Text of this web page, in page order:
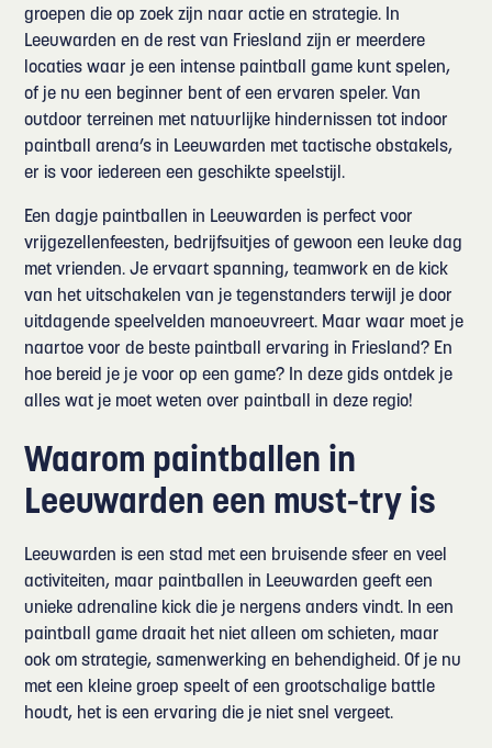
groepen die op zoek zijn naar actie en strategie. In
Leeuwarden en de rest van Friesland zijn er meerdere
locaties waar je een intense paintball game kunt spelen,
of je nu een beginner bent of een ervaren speler. Van
outdoor terreinen met natuurlijke hindernissen tot indoor
paintball arena’s in Leeuwarden met tactische obstakels,
er is voor iedereen een geschikte speelstijl.
Een dagje paintballen in Leeuwarden is perfect voor
vrijgezellenfeesten, bedrijfsuitjes of gewoon een leuke dag
met vrienden. Je ervaart spanning, teamwork en de kick
van het uitschakelen van je tegenstanders terwijl je door
uitdagende speelvelden manoeuvreert. Maar waar moet je
naartoe voor de beste paintball ervaring in Friesland? En
hoe bereid je je voor op een game? In deze gids ontdek je
alles wat je moet weten over paintball in deze regio!
Waarom paintballen in
Leeuwarden een must-try is
Leeuwarden is een stad met een bruisende sfeer en veel
activiteiten, maar paintballen in Leeuwarden geeft een
unieke adrenaline kick die je nergens anders vindt. In een
paintball game draait het niet alleen om schieten, maar
ook om strategie, samenwerking en behendigheid. Of je nu
met een kleine groep speelt of een grootschalige battle
houdt, het is een ervaring die je niet snel vergeet.